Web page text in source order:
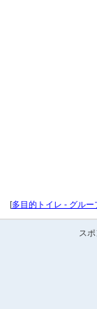
[多目的トイレ - グル
ス